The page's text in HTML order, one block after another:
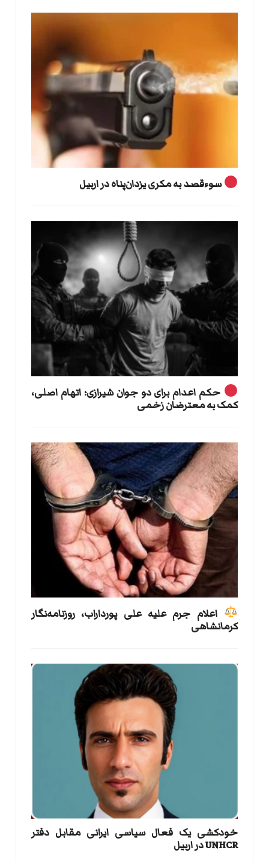
سوءقصد به مکری یزدان‌پناه در اربیل
حکم اعدام برای دو جوان شیرازی؛ اتهام اصلی،
کمک به معترضان زخمی
اعلام جرم علیه علی پورداراب، روزنامه‌نگار
کرمانشاهی
خودکشی یک فعال سیاسی ایرانی مقابل دفتر
UNHCR در اربیل